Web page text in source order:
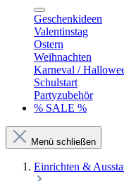
Geschenkideen
Valentinstag
Ostern
Weihnachten
Karneval /
Schulstart
Partyzubehör
% SALE %
Menü schließen
Einrichten &